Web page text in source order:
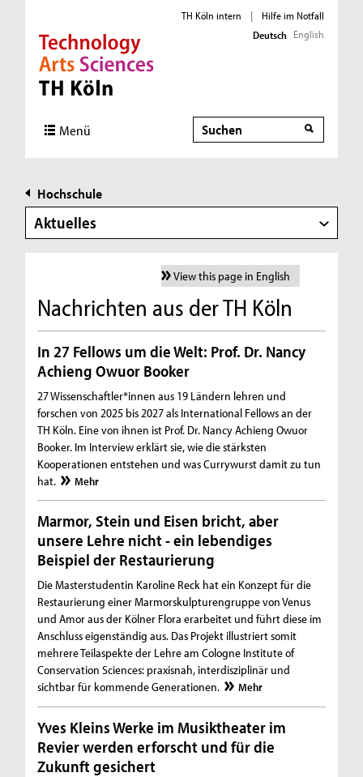
Direkt zur Hauptnavigation
Direkt zur Subnavigation
Direkt zum Inhalt
Direkt zum Fußbereich
TH Köln intern |
Hilfe im Notfall
Deutsch English
Menü Suche
Hochschule
Aktuelles
View this page in English
Nachrichten aus der TH Köln
In 27 Fellows um die Welt: Prof. Dr. Nancy
Achieng Owuor Booker
27 Wissenschaftler*innen aus 19 Ländern lehren und
forschen von 2025 bis 2027 als International Fellows an der
TH Köln. Eine von ihnen ist Prof. Dr. Nancy Achieng Owuor
Booker. Im Interview erklärt sie, wie die stärksten
Kooperationen entstehen und was Currywurst damit zu tun
hat.
Mehr
Marmor, Stein und Eisen bricht, aber
unsere Lehre nicht - ein lebendiges
Beispiel der Restaurierung
Die Masterstudentin Karoline Reck hat ein Konzept für die
Restaurierung einer Marmorskulpturengruppe von Venus
und Amor aus der Kölner Flora erarbeitet und führt diese im
Anschluss eigenständig aus. Das Projekt illustriert somit
mehrere Teilaspekte der Lehre am Cologne Institute of
Conservation Sciences: praxisnah, interdisziplinär und
sichtbar für kommende Generationen.
Mehr
Yves Kleins Werke im Musiktheater im
Revier werden erforscht und für die
Zukunft gesichert